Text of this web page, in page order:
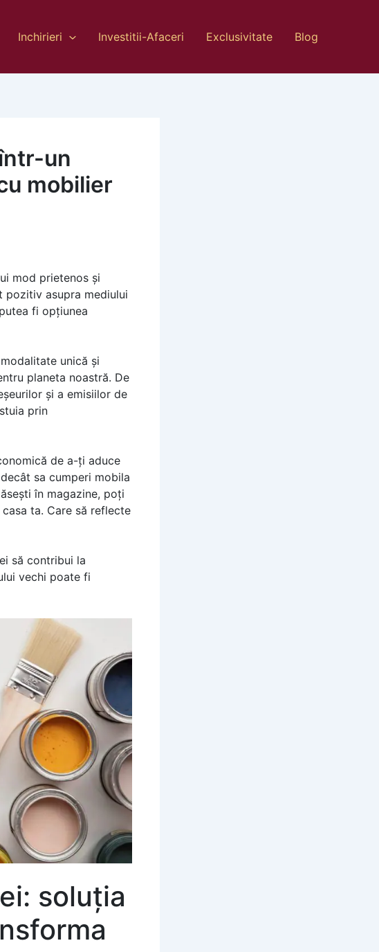
Inchirieri Investitii-Afaceri Exclusivitate Blog
un
mobilier
mod prietenos și
asupra mediului
fi opțiunea
unică și
planeta noastră. De
și a emisiilor de
prin
de a-ți aduce
sa cumperi mobila
în magazine, poți
ta. Care să reflecte
să contribui la
vechi poate fi
soluția